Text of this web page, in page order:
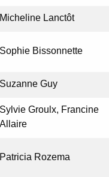
Micheline Lanctôt
Sophie Bissonnette
Suzanne Guy
Sylvie Groulx, Francine
Allaire
Patricia Rozema